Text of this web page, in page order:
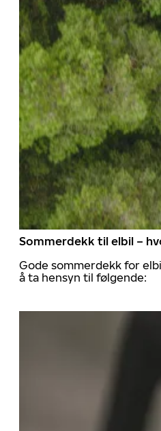
Sommerdekk til elbil –
Gode sommerdekk for
å ta hensyn til følgende: